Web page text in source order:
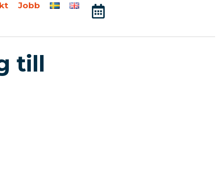
Jobb
till